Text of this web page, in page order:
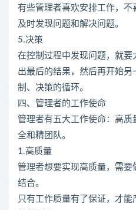
有些管理者喜欢安排工作，
及时发现问题和解决问题。
5.决策
在控制过程中发现问题，就
出最后的结果，然后再开始
制、决策的循环。
四、管理者的工作使命
管理者有五大工作使命：高质
全和精团队。
1.高质量
管理者想要实现高质量，需要
结合。
只有工作质量有了保证，才能